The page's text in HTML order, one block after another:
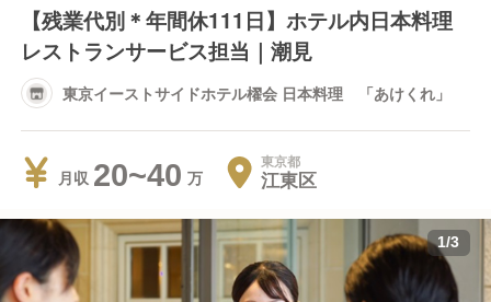
【残業代別＊年間休111日】ホテル内日本料理
レストランサービス担当｜潮見
東京イーストサイドホテル櫂会 日本料理 「あけくれ」
月収 20~40 東京都
江東区
1/3